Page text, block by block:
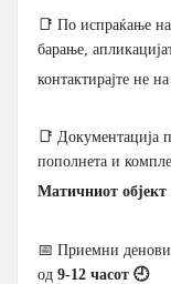
📑 По испраќање на
барање,
контактирајте не
📑 Документација
пополнета и
Матичниот објект
📅 Приемни денови
од 9-12 часот 🕘